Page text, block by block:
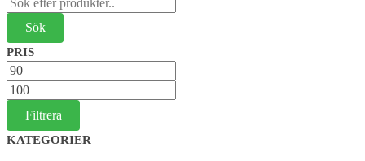
efter:
PRIS
Min
pris
Max
pris
Filtrera
KATEGORIER